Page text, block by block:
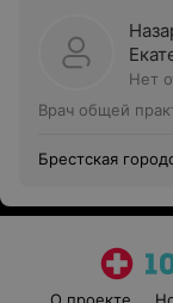
Нет
Врач общей
Брестская